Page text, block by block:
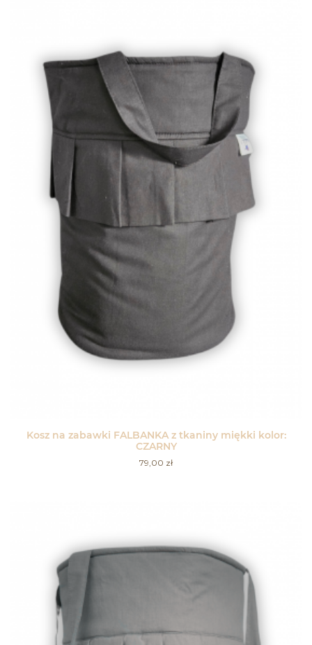
Kosz na zabawki FALBANKA z tkaniny miękki kolor:
CZARNY
79,00 zł